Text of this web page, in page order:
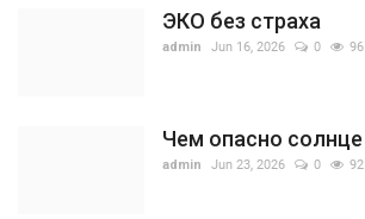
ЭКО без страха
admin Jun 16, 2026 0 96
Чем опасно солнце
admin Jun 23, 2026 0 92